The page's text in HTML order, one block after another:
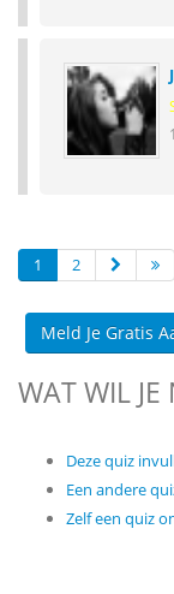
1 2
Meld Je Gratis
WAT WIL
Deze quiz
Een andere
Zelf een quiz